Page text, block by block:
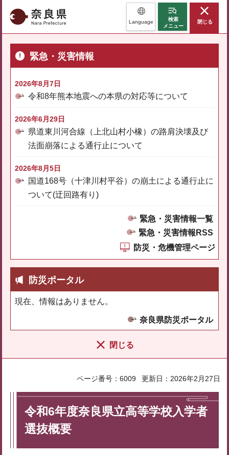
奈良県 Language
検索
メニュー
閉じる
緊急・災害情報
2026年8月7日
令和8年熊本地震への本県の対応等について
2026年6月29日
県道東川河合線（上北山村小橡）の路肩決壊及び
法面崩落による通行止について
2026年8月5日
国道168号（十津川村平谷）の崩土による通行止に
ついて(迂回路有り)
緊急・災害情報一覧
緊急・災害情報RSS
防災・危機管理ページ
防災ポータル
現在、情報はありません。
奈良県防災ポータル
閉じる
ページ番号：6009 更新日：2026年2月27日
令和6年度奈良県立高等学校入学者
選抜概要